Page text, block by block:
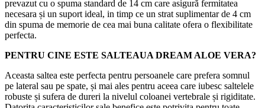
prevazut cu o spuma standard de 14 cm care asigură fermitatea
necesara și un suport ideal, in timp ce un strat suplimentar de 4 cm
din spuma de memorie de cea mai buna calitate ofera o flexibilitate
perfecta.
PENTRU CINE ESTE SALTEAUA DREAM ALOE VERA?
Aceasta saltea este perfecta pentru persoanele care prefera somnul
pe lateral sau pe spate, și mai ales pentru aceea care iubesc saltelele
robuste și sufera de dureri la nivelul coloanei vertebrale și rigiditate.